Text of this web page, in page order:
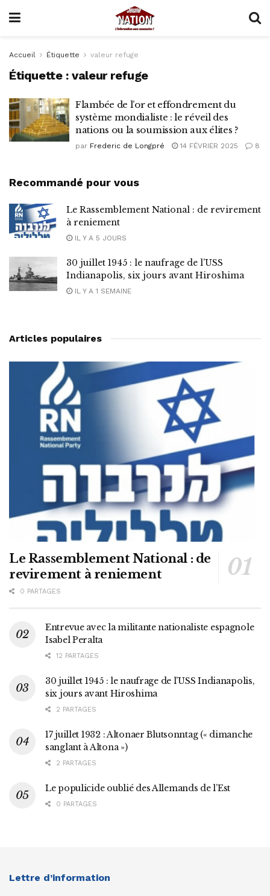
Accueil Étiquette valeur refuge
Étiquette :valeur refuge
Flambée de l’or et effondrement du
système mondialiste : le réveil des
nations ou la soumission aux élites ?
par Frederic de Longpré 14 FÉVRIER 2025 8
Recommandé pour vous
Le Rassemblement National : de revirement
à reniement
IL Y A 5 JOURS
30 juillet 1945 : le naufrage de l’USS
Indianapolis, six jours avant Hiroshima
IL Y A 1 SEMAINE
Articles populaires
Le Rassemblement National : de
revirement à reniement
0 PARTAGES
Entrevue avec la militante nationaliste espagnole
Isabel Peralta
12 PARTAGES
30 juillet 1945 : le naufrage de l’USS Indianapolis,
six jours avant Hiroshima
2 PARTAGES
17 juillet 1932 : Altonaer Blutsonntag (« dimanche
sanglant à Altona »)
2 PARTAGES
Le populicide oublié des Allemands de l’Est
0 PARTAGES
Lettre d’information